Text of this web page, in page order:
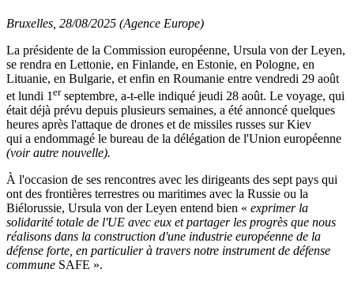
Bruxelles, 28/08/2025 (Agence Europe)
La présidente de la Commission européenne, Ursula von der Leyen,
se rendra en Lettonie, en Finlande, en Estonie, en Pologne, en
Lituanie, en Bulgarie, et enfin en Roumanie entre vendredi 29 août
et lundi 1 erseptembre, a-t-elle indiqué jeudi 28 août. Le voyage, qui
était déjà prévu depuis plusieurs semaines, a été annoncé quelques
heures après l'attaque de drones et de missiles russes sur Kiev
qui a endommagé le bureau de la délégation de l'Union européenne
(voir autre nouvelle).
À l'occasion de ses rencontres avec les dirigeants des sept pays qui
ont des frontières terrestres ou maritimes avec la Russie ou la
Biélorussie, Ursula von der Leyen entend bien « exprimer la
solidarité totale de l'UE avec eux et partager les progrès que nous
réalisons dans la construction d'une industrie européenne de la
défense forte, en particulier à travers notre instrument de défense
commune SAFE ».